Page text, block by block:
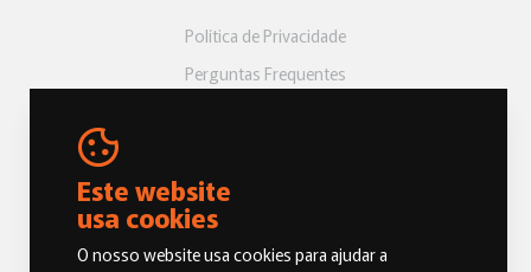
Política de Privacidade
Perguntas Frequentes
Este website
usa cookies
O nosso website usa cookies para ajudar a